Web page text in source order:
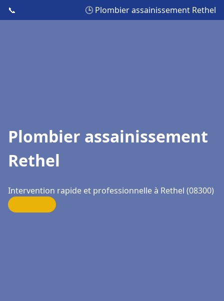
📞 🕒 Plombier assainissement Rethel
Plombier assainissement
Rethel
Intervention rapide et professionnelle à Rethel (08300)